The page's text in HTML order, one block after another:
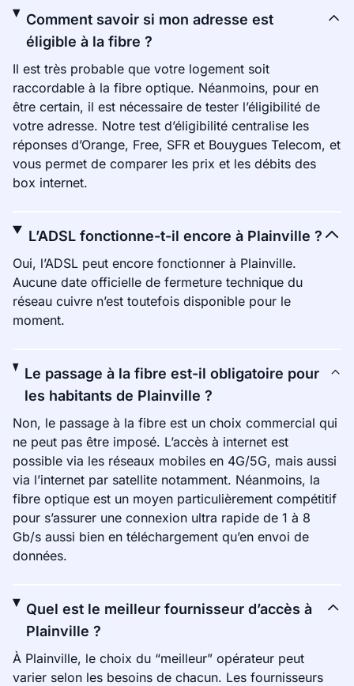
Comment savoir si mon adresse est
éligible à la fibre ?
Il est très probable que votre logement soit
raccordable à la fibre optique. Néanmoins, pour en
être certain, il est nécessaire de tester l’éligibilité de
votre adresse. Notre test d’éligibilité centralise les
réponses d’Orange, Free, SFR et Bouygues Telecom, et
vous permet de comparer les prix et les débits des
box internet.
L’ADSL fonctionne-t-il encore à Plainville ?
Oui, l’ADSL peut encore fonctionner à Plainville.
Aucune date officielle de fermeture technique du
réseau cuivre n’est toutefois disponible pour le
moment.
Le passage à la fibre est-il obligatoire pour
les habitants de Plainville ?
Non, le passage à la fibre est un choix commercial qui
ne peut pas être imposé. L’accès à internet est
possible via les réseaux mobiles en 4G/5G, mais aussi
via l’internet par satellite notamment. Néanmoins, la
fibre optique est un moyen particulièrement compétitif
pour s’assurer une connexion ultra rapide de 1 à 8
Gb/s aussi bien en téléchargement qu’en envoi de
données.
Quel est le meilleur fournisseur d’accès à
Plainville ?
À Plainville, le choix du “meilleur” opérateur peut
varier selon les besoins de chacun. Les fournisseurs